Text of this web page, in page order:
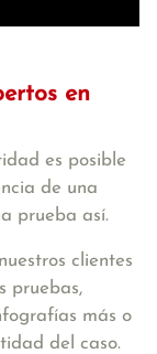
en
es posible
de una
prueba así.
clientes
pruebas,
más o
del caso.